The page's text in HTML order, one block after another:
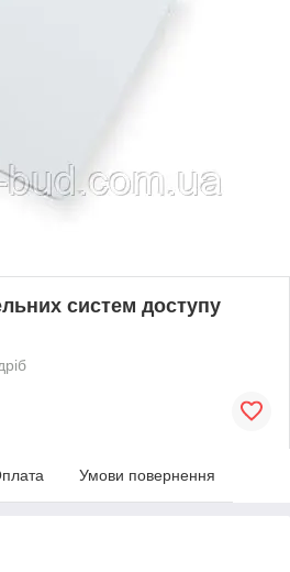
систем доступу
Умови повернення